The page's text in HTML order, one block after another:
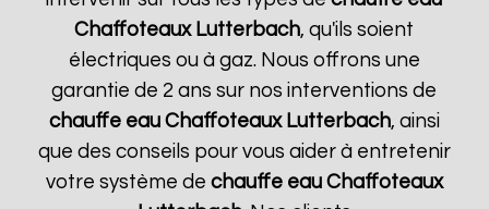
Chaffoteaux Lutterbach, qu'ils soient
électriques ou à gaz. Nous offrons une
garantie de 2 ans sur nos interventions de
chauffe eau Chaffoteaux Lutterbach, ainsi
que des conseils pour vous aider à entretenir
votre système de chauffe eau Chaffoteaux